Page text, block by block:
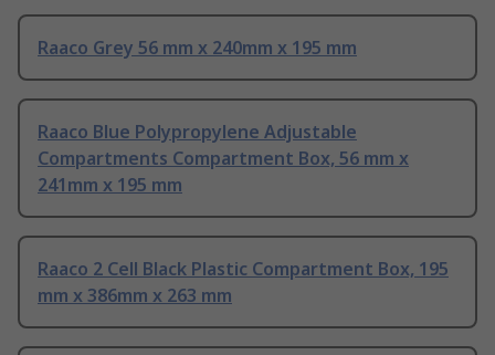
Raaco Grey 56 mm x 240mm x 195 mm
Raaco Blue Polypropylene Adjustable
Compartments Compartment Box, 56 mm x
241mm x 195 mm
Raaco 2 Cell Black Plastic Compartment Box, 195
mm x 386mm x 263 mm